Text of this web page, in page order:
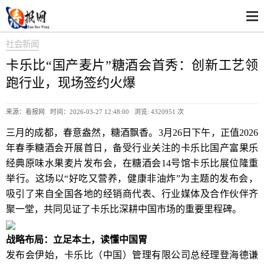
社会新闻
卡乐比“国产麦片”糖酒会首秀：创新工艺领
跑行业，现场签约火爆
来源：看报网 时间：2026-03-27 12:48:00 浏览: 4320951 次
三月的成都，春意盎然，糖酒飘香。3月26日下午，正值2026
年春季糖酒会开展首日，备受行业关注的卡乐比国产富果乐
经典原味水果麦片发布会，在糖酒会14号馆卡乐比展位隆重
举行。这场以“好吃又营养，健康非油炸”为主题的发布会，
吸引了来自全国各地的经销商代表、行业媒体及合作伙伴齐
聚一堂，共同见证了卡乐比深耕中国市场的重要里程碑。
战略布局：立足本土，读懂中国胃
发布会伊始，卡乐比（中国）管理有限公司总经理登海德谦